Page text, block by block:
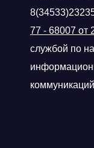
77 - 68007 от
службой по